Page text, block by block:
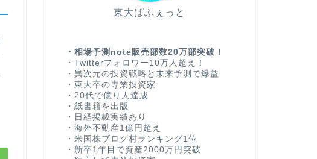
東大ぱふぇっと
・相場予測note販売部数20万部突破！
・Twitterフォロワー10万人超え！
・異次元の投資戦略と未来予測で爆益
・東大卒の専業投資家
・20代で億り人達成
・紙書籍を出版
・日経掲載実績あり
・海外不動産1億円超え
・米国株ブログ村ランキング1位
・新卒1年目で資産2000万円突破